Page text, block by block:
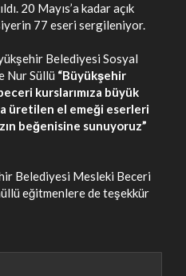
20 Mayıs’a kadar açık
77 eseri sergileniyor.
Belediyesi Sosyal
Nur Süllü “Büyükşehir
kurslarımıza büyük
üretilen el emeği eserleri
beğenisine sunuyoruz”
Belediyesi Mesleki Beceri
eğitmenlere de teşekkür